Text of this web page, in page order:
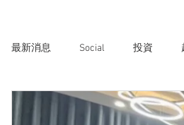
最新消息 Social 投資